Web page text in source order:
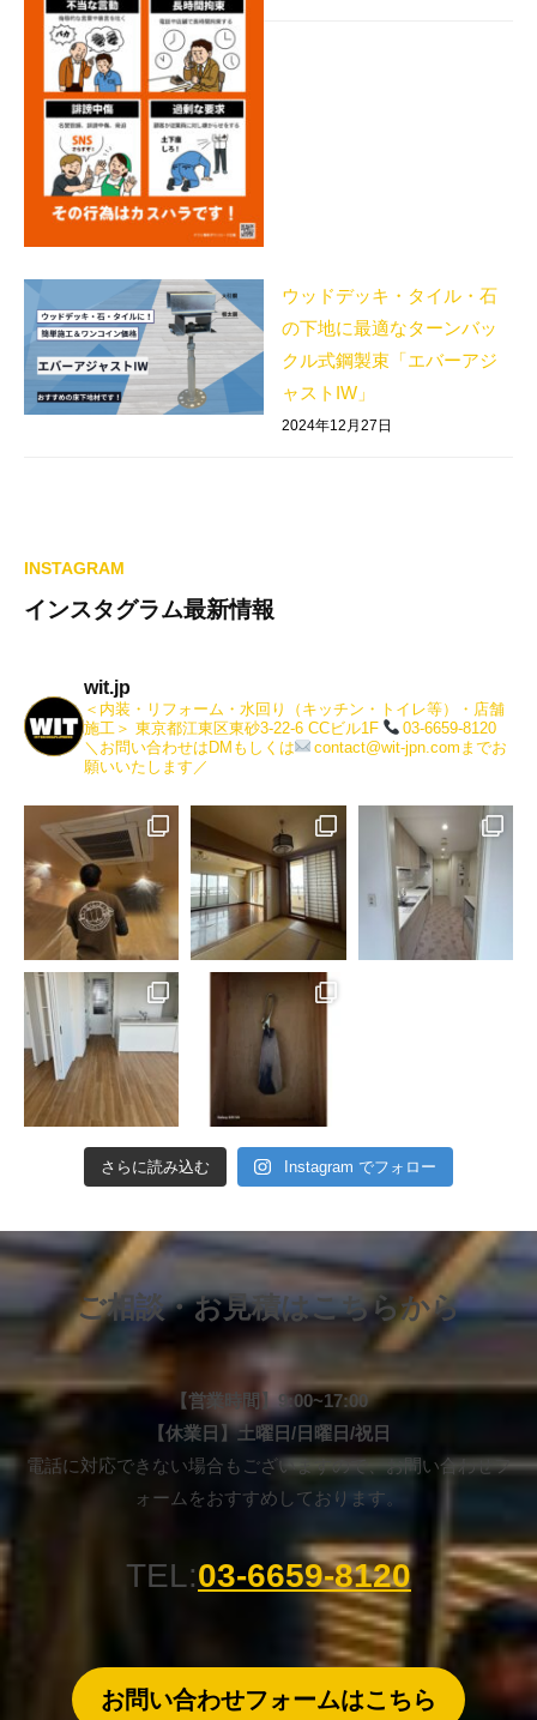
ウッドデッキ・タイル・石
の下地に最適なターンバッ
クル式鋼製束「エバーアジ
ャストIW」
2024年12月27日
INSTAGRAM
インスタグラム最新情報
wit.jp
＜内装・リフォーム・水回り（キッチン・トイレ等）・店舗
施工＞ 東京都江東区東砂3-22-6 CCビル1F
03-6659-8120
＼お問い合わせはDMもしくは
contact@wit-jpn.comまでお
願いいたします／
さらに読み込む Instagram でフォロー
ご相談・お見積はこちらから
【営業時間】9:00~17:00
【休業日】土曜日/日曜日/祝日
電話に対応できない場合もございますので、お問い合わせフ
ォームをおすすめしております。
TEL:03-6659-8120
お問い合わせフォームはこちら